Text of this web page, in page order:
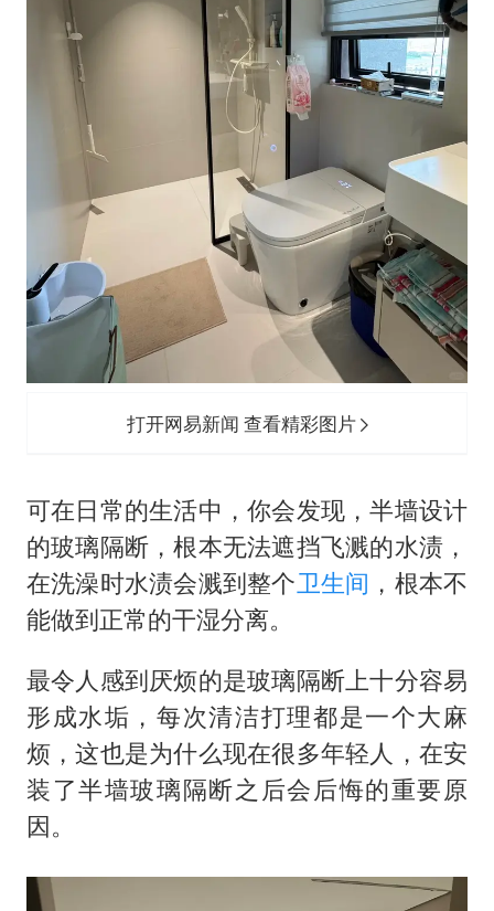
打开网易新闻 查看精彩图片
可在日常的生活中，你会发现，半墙设计
的玻璃隔断，根本无法遮挡飞溅的水渍，
在洗澡时水渍会溅到整个卫生间 ，根本不
能做到正常的干湿分离。
最令人感到厌烦的是玻璃隔断上十分容易
形成水垢，每次清洁打理都是一个大麻
烦，这也是为什么现在很多年轻人，在安
装了半墙玻璃隔断之后会后悔的重要原
因。